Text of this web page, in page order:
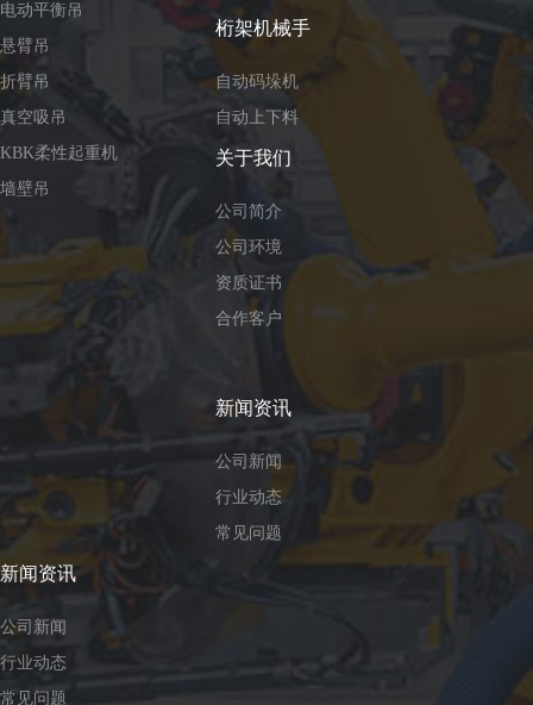
电动平衡吊
悬臂吊
折臂吊
真空吸吊
KBK柔性起重机
墙壁吊
桁架机械手
自动码垛机
自动上下料
关于我们
公司简介
公司环境
资质证书
合作客户
新闻资讯
公司新闻
行业动态
常见问题
新闻资讯
公司新闻
行业动态
常见问题